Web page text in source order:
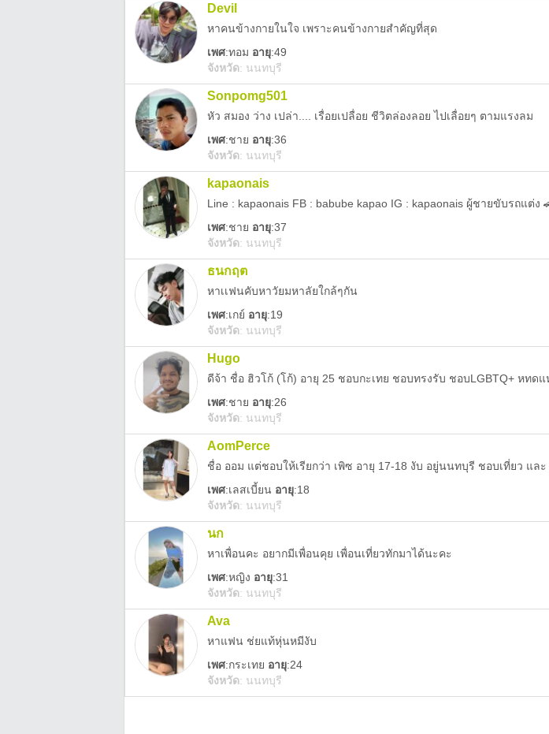
Devil
หาคนข้างกายในใจ เพราะคนข้างกายสำคัญที่สุด
เพศ:ทอม อายุ:49
จังหวัด: นนทบุรี
Sonpomg501
หัว สมอง ว่าง เปล่า.... เรื่อยเปลื่อย ชีวิตล่องลอย ไปเลื่อยๆ ตามแรงลม
เพศ:ชาย อายุ:36
จังหวัด: นนทบุรี
kapaonais
Line : kapaonais FB : babube kapao IG : kapaonais ผู้ชายขับรถแต่ง
เพศ:ชาย อายุ:37
จังหวัด: นนทบุรี
ธนกฤต
หาเเฟนคับหาวัยมหาลัยใกล้ๆกัน
เพศ:เกย์ อายุ:19
จังหวัด: นนทบุรี
Hugo
ดีจ้า ชื่อ ฮิวโก้ (โก้) อายุ 25 ชอบกะเทย ชอบทรงรับ ชอบLGBTQ+ หทด
เพศ:ชาย อายุ:26
จังหวัด: นนทบุรี
AomPerce
ชื่อ ออม แต่ชอบให้เรียกว่า เพิซ อายุ 17-18 งับ อยู่นนทบุรี ชอบเที่ยว แล
เพศ:เลสเบี้ยน อายุ:18
จังหวัด: นนทบุรี
นก
หาเพื่อนคะ อยากมีเพื่อนคุย เพื่อนเที่ยวทักมาได้นะคะ
เพศ:หญิง อายุ:31
จังหวัด: นนทบุรี
Ava
หาแฟน ช่ยแท้หุ่นหมีงับ
เพศ:กระเทย อายุ:24
จังหวัด: นนทบุรี